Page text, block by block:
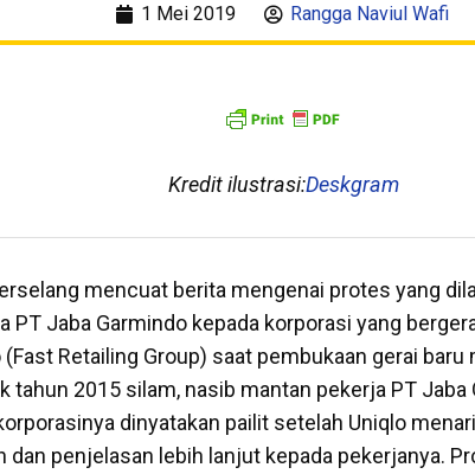
1 Mei 2019 Rangga Naviul Wafi
Kredit ilustrasi:Deskgram
mencuat berita mengenai protes yang
PT Jaba Garmindo kepada korporasi yang
(Fast Retailing Group) saat pembukaan gerai
tahun 2015 silam, nasib mantan pekerja PT
dinyatakan pailit setelah Uniqlo
dan penjelasan lebih lanjut kepada pekerjanya.